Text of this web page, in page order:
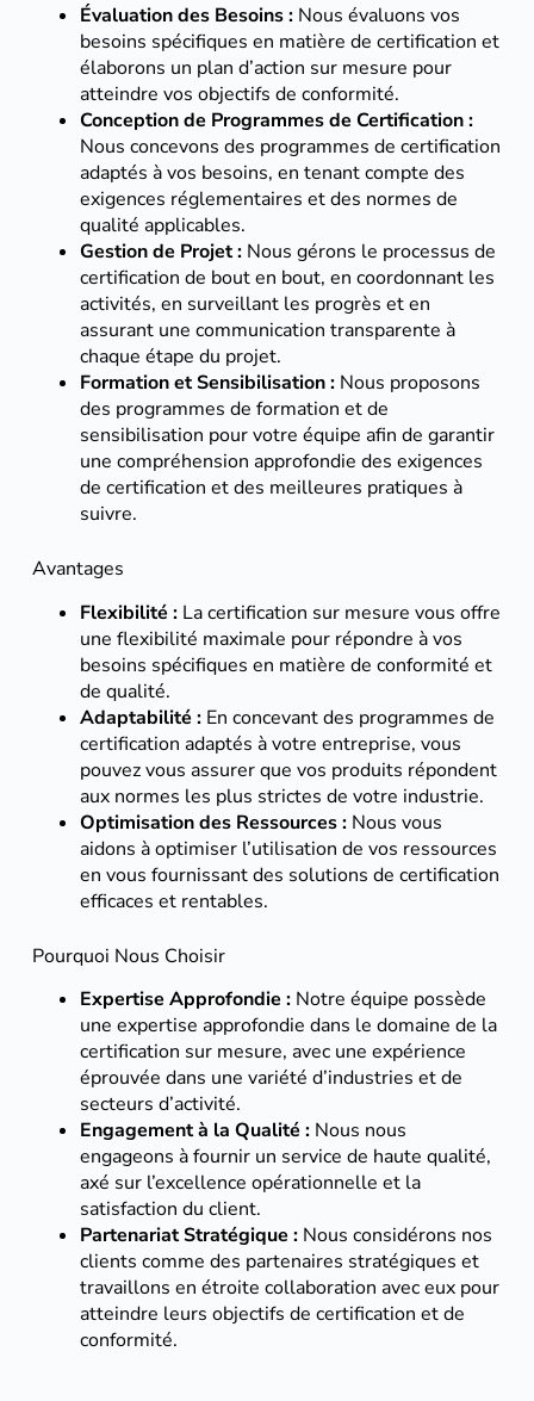
Évaluation des Besoins :Nous évaluons vos
besoins spécifiques en matière de certification et
élaborons un plan d’action sur mesure pour
atteindre vos objectifs de conformité.
Conception de Programmes de Certification :
Nous concevons des programmes de certification
adaptés à vos besoins, en tenant compte des
exigences réglementaires et des normes de
qualité applicables.
Gestion de Projet :Nous gérons le processus de
certification de bout en bout, en coordonnant les
activités, en surveillant les progrès et en
assurant une communication transparente à
chaque étape du projet.
Formation et Sensibilisation :Nous proposons
des programmes de formation et de
sensibilisation pour votre équipe afin de garantir
une compréhension approfondie des exigences
de certification et des meilleures pratiques à
suivre.
Avantages
Flexibilité :La certification sur mesure vous offre
une flexibilité maximale pour répondre à vos
besoins spécifiques en matière de conformité et
de qualité.
Adaptabilité :En concevant des programmes de
certification adaptés à votre entreprise, vous
pouvez vous assurer que vos produits répondent
aux normes les plus strictes de votre industrie.
Optimisation des Ressources :Nous vous
aidons à optimiser l’utilisation de vos ressources
en vous fournissant des solutions de certification
efficaces et rentables.
Pourquoi Nous Choisir
Expertise Approfondie :Notre équipe possède
une expertise approfondie dans le domaine de la
certification sur mesure, avec une expérience
éprouvée dans une variété d’industries et de
secteurs d’activité.
Engagement à la Qualité :Nous nous
engageons à fournir un service de haute qualité,
axé sur l’excellence opérationnelle et la
satisfaction du client.
Partenariat Stratégique :Nous considérons nos
clients comme des partenaires stratégiques et
travaillons en étroite collaboration avec eux pour
atteindre leurs objectifs de certification et de
conformité.